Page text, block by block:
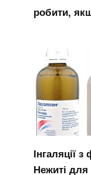
робити,
Інгаляції
Нежиті для